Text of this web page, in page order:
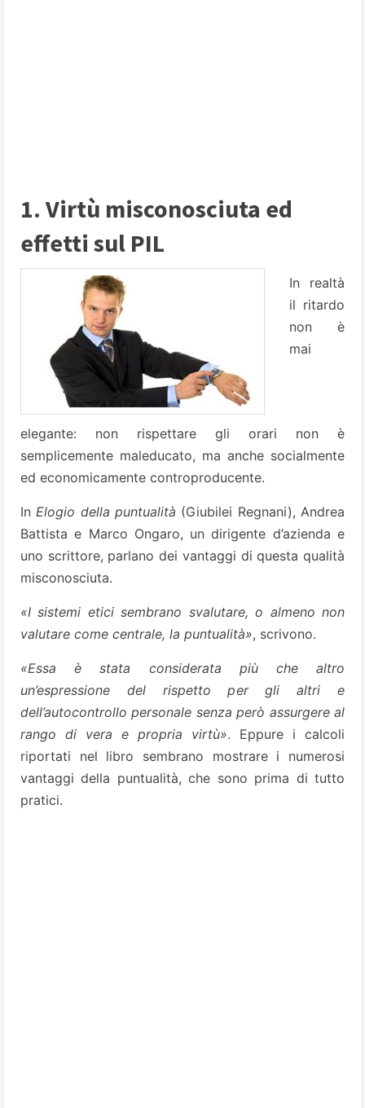
1. Virtù misconosciuta ed
effetti sul PIL
In realtà
il ritardo
non è
mai
elegante: non rispettare gli orari non è
semplicemente maleducato, ma anche socialmente
ed economicamente controproducente.
InElogio della puntualità (Giubilei Regnani), Andrea
Battista e Marco Ongaro, un dirigente d’azienda e
uno scrittore, parlano dei vantaggi di questa qualità
misconosciuta.
«I sistemi etici sembrano svalutare, o almeno non
valutare come centrale, la puntualità», scrivono.
«Essa è stata considerata più che altro
un’espressione del rispetto per gli altri e
dell’autocontrollo personale senza però assurgere al
rango di vera e propria virtù». Eppure i calcoli
riportati nel libro sembrano mostrare i numerosi
vantaggi della puntualità, che sono prima di tutto
pratici.